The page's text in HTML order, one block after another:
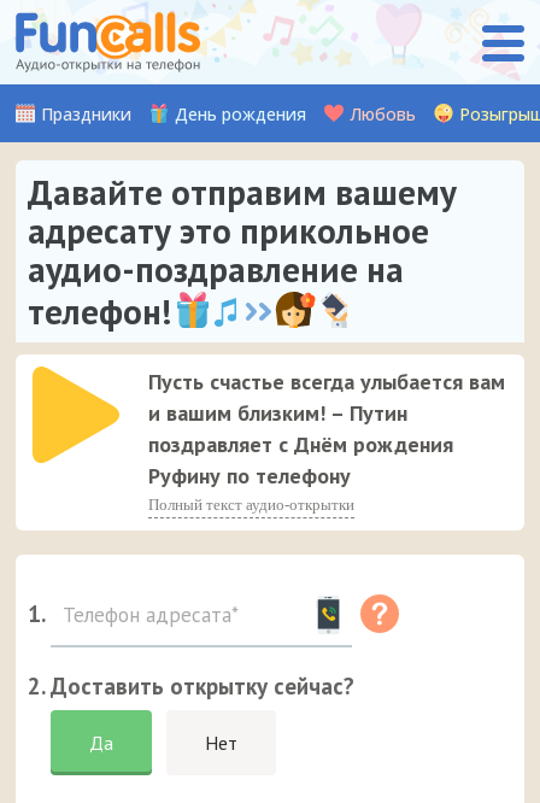
Праздники День рождения Любовь
Давайте отправим вашему
адресату это прикольное
аудио-поздравление на
телефон!
Пусть счастье всегда улыбается вам
и вашим близким! – Путин
поздравляет с Днём рождения
Руфину по телефону
Полный текст аудио-открытки
1.
2. Доставить открытку сейчас?
Да Нет